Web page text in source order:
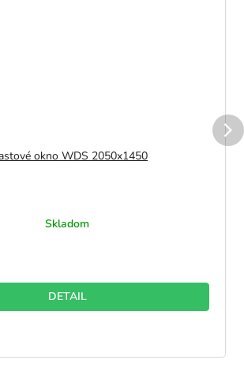
okno WDS 2050x1450
Skladom
DETAIL